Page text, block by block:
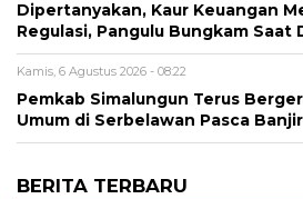
Dipertanyakan, Kaur Keuangan
Regulasi, Pangulu Bungkam Saat
Kamis, 6 Agustus 2026 - 08:22
Pemkab Simalungun Terus
Umum di Serbelawan Pasca Banjir
BERITA TERBARU